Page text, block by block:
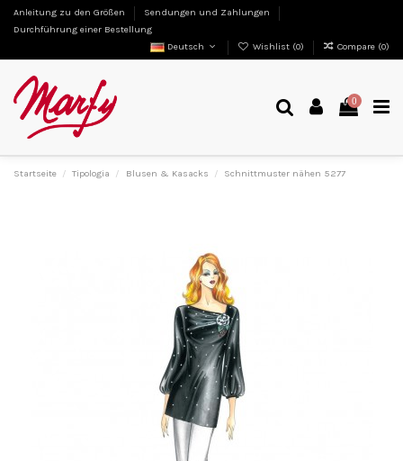
Anleitung zu den Größen
Sendungen und Zahlungen
Durchführung einer Bestellung
Deutsch
Wishlist (0) Compare (0)
0
Startseite Tipologia Blusen & Kasacks Schnittmuster nähen 5277